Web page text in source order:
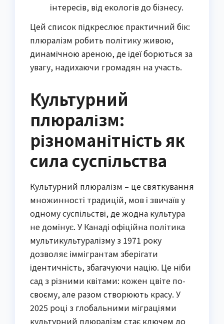
інтересів, від екологів до бізнесу.
Цей список підкреслює практичний бік:
плюралізм робить політику живою,
динамічною ареною, де ідеї борються за
увагу, надихаючи громадян на участь.
Культурний
плюралізм:
різноманітність як
сила суспільства
Культурний плюралізм – це святкування
множинності традицій, мов і звичаїв у
одному суспільстві, де жодна культура
не домінує. У Канаді офіційна політика
мультикультуралізму з 1971 року
дозволяє іммігрантам зберігати
ідентичність, збагачуючи націю. Це ніби
сад з різними квітами: кожен цвіте по-
своєму, але разом створюють красу. У
2025 році з глобальними міграціями
культурний плюралізм стає ключем до